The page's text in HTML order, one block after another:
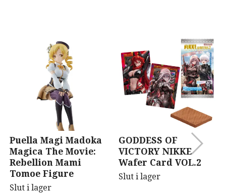
Puella Magi Madoka
Magica The Movie:
Rebellion Mami
Tomoe Figure
Slut i lager
GODDESS OF
VICTORY NIKKE
Wafer Card VOL.2
Slut i lager